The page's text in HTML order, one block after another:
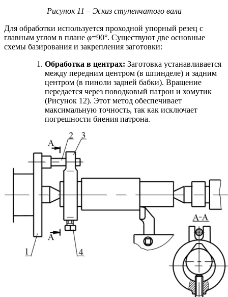
Рисунок 11 – Эскиз ступенчатого вала
Для обработки используется проходной упорный резец с
главным углом в плане φ=90°. Существуют две основные
схемы базирования и закрепления заготовки:
Обработка в центрах: Заготовка устанавливается
между передним центром (в шпинделе) и задним
центром (в пиноли задней бабки). Вращение
передается через поводковый патрон и хомутик
(Рисунок 12). Этот метод обеспечивает
максимальную точность, так как исключает
погрешности биения патрона.